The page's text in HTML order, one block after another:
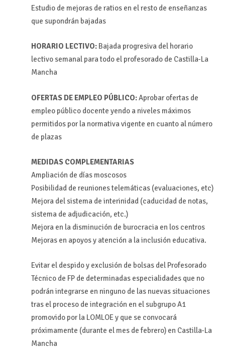
Estudio de mejoras de ratios en el resto de enseñanzas
que supondrán bajadas
HORARIO LECTIVO:Bajada progresiva del horario
lectivo semanal para todo el profesorado de Castilla-La
Mancha
OFERTAS DE EMPLEO PÚBLICO:Aprobar ofertas de
empleo público docente yendo a niveles máximos
permitidos por la normativa vigente en cuanto al número
de plazas
MEDIDAS COMPLEMENTARIAS
Ampliación de días moscosos
Posibilidad de reuniones telemáticas (evaluaciones, etc)
Mejora del sistema de interinidad (caducidad de notas,
sistema de adjudicación, etc.)
Mejora en la disminución de burocracia en los centros
Mejoras en apoyos y atención a la inclusión educativa.
Evitar el despido y exclusión de bolsas del Profesorado
Técnico de FP de determinadas especialidades que no
podrán integrarse en ninguno de las nuevas situaciones
tras el proceso de integración en el subgrupo A1
promovido por la LOMLOE y que se convocará
próximamente (durante el mes de febrero) en Castilla-La
Mancha